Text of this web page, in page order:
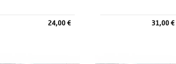
24,00 € 31,00 €